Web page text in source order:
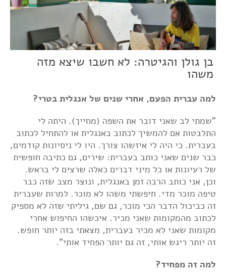
בן גולן והגיטרה: לא חשבו שיצא מזה
משהו
למה עברית הפעם, אחרי שנים של אנגלית בטרי?
"שמתי לב שאני דובר את השפה (מחייך). היתה לי
התלבטות אם להמשיך לכתוב באנגלית או להתחיל לכתוב
בעברית. כי היה לי איזשהו צורך. היו לי ניסיונות קודמים,
כבר שנים שאני כותב בעברית: שירים, גם כתיבה חופשית
של רעיונות או כל מיני דברים כאלה שרצים לי בראש.
וכן, אני כותב הרבה זמן באנגלית, ונוצר מצב שזה כבר
טיפה מוכר מדי. חיפשתי משהו לא מוכר. למרות שעברית
זה כביכול הדבר הכי מוכר, גם שם, גיליתי שזה לא מספיק
לכתוב מהמקומות שאני מכיר. איכשהו החיפוש אחרי
מקומות שאני לא מכיר בעברית, מצאתי בזה יותר חופש.
זה יותר ריגש אותי, זה גם יותר הפחיד אותי".
למה זה מפחיד?